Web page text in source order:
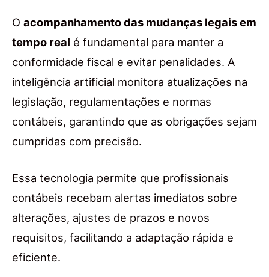
O acompanhamento das mudanças legais em
tempo real é fundamental para manter a
conformidade fiscal e evitar penalidades. A
inteligência artificial monitora atualizações na
legislação, regulamentações e normas
contábeis, garantindo que as obrigações sejam
cumpridas com precisão.
Essa tecnologia permite que profissionais
contábeis recebam alertas imediatos sobre
alterações, ajustes de prazos e novos
requisitos, facilitando a adaptação rápida e
eficiente.